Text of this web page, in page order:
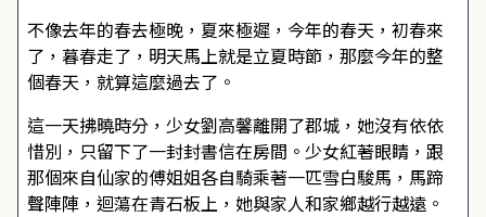
不像去年的春去極晚，夏來極遲，今年的春天，初春來
了，暮春走了，明天馬上就是立夏時節，那麼今年的整
個春天，就算這麼過去了。
這一天拂曉時分，少女劉高馨離開了郡城，她沒有依依
惜別，只留下了一封封書信在房間。少女紅著眼睛，跟
那個來自仙家的傅姐姐各自騎乘著一匹雪白駿馬，馬蹄
聲陣陣，迴蕩在青石板上，她與家人和家鄉越行越遠。